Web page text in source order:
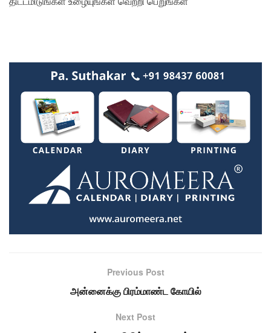
Previous Post
அன்னைக்கு பிரம்மாண்ட கோயில்
Next Post